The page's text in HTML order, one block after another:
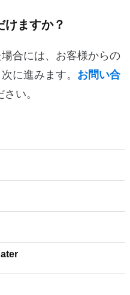
けますか？
合には、お客様からの
に進みます。 お問い合
い。